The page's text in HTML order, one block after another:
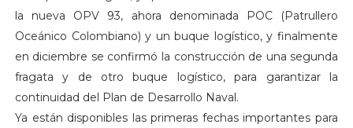
la nueva OPV 93, ahora denominada POC (Patrullero
Oceánico Colombiano) y un buque logístico, y finalmente
en diciembre se confirmó la construcción de una segunda
fragata y de otro buque logístico, para garantizar la
continuidad del Plan de Desarrollo Naval.
Ya están disponibles las primeras fechas importantes para